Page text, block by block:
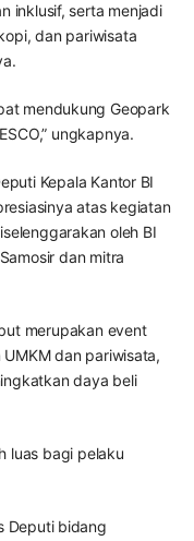
inklusif, serta menjadi
dan pariwisata
mendukung Geopark
ungkapnya.
Kepala Kantor BI
atas kegiatan
oleh BI
dan mitra
merupakan event
dan pariwisata,
daya beli
luas bagi pelaku
Deputi bidang